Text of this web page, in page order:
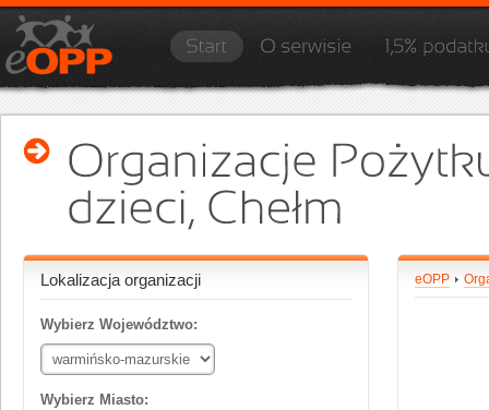
Lokalizacja organizacji
Wybierz Województwo:
Wybierz Miasto:
eOPP